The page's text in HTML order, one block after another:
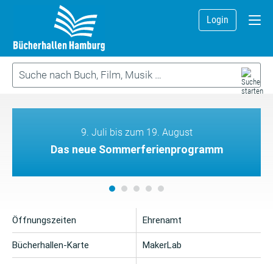
Login
9. Juli bis zum 19. August
Das neue Sommerferienprogramm
Öffnungszeiten
Bücherhallen-Karte
Ehrenamt
MakerLab